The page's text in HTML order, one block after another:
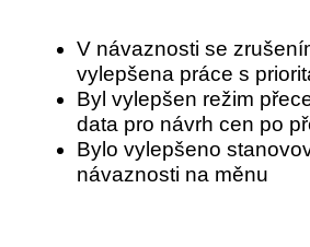
V návaznosti se
vylepšena práce s
Byl vylepšen režim
data pro návrh cen po
Bylo vylepšeno
návaznosti na měnu